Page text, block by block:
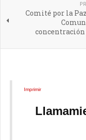
Comité por la
Imprimir